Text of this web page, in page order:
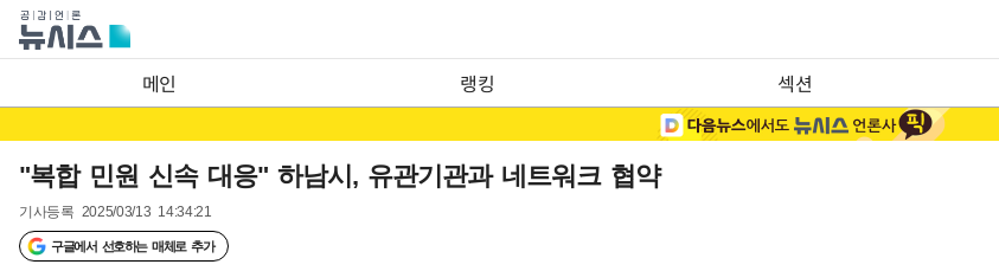
메인 랭킹 섹션
"복합 민원 신속 대응" 하남시, 유관기관과 네트워크 협약
기사등록 2025/03/13 14:34:21
구글에서 선호하는 매체로 추가